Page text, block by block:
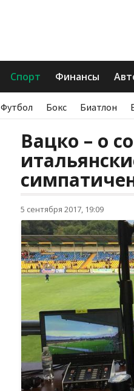
Спорт Финансы
Футбол Бокс Биатлон
Вацко – о
5 сентября 2017, 19:09